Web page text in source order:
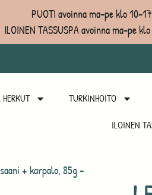
PUOTI avoinna ma-pe klo 10-
ILOINEN TASSUSPA avoinna ma-pe
TURKINHOITO
ILOINEN
+ karpalo, 85g –